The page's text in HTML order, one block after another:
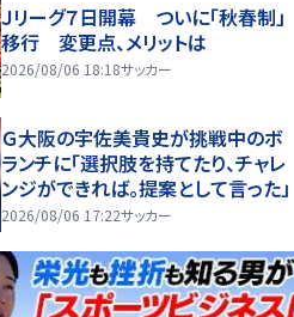
Ｊリーグ７日開幕 ついに「秋春制」
移行 変更点、メリットは
2026/08/06 18:18サッカー
Ｇ大阪の宇佐美貴史が挑戦中のボ
ランチに「選択肢を持てたり、チャレ
ンジができれば。提案として言った」
2026/08/06 17:22サッカー